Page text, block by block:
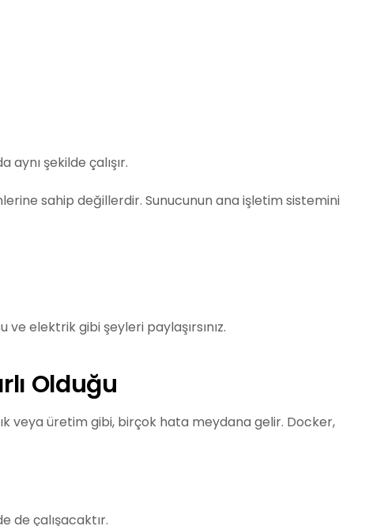
şekilde çalışır.
sahip değillerdir. Sunucunun ana işletim sistemini
ve elektrik gibi şeyleri paylaşırsınız.
Olduğu
veya üretim gibi, birçok hata meydana gelir. Docker,
de çalışacaktır.